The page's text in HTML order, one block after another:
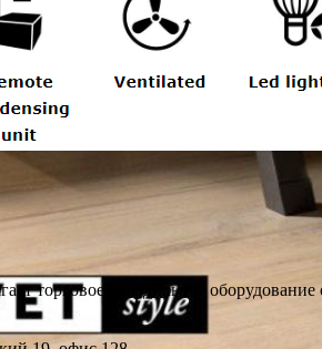
торговое холодильное